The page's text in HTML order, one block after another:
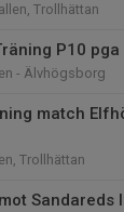
Trollhättan
P10
- Älvhögsborg
match
Trollhättan
Sandareds